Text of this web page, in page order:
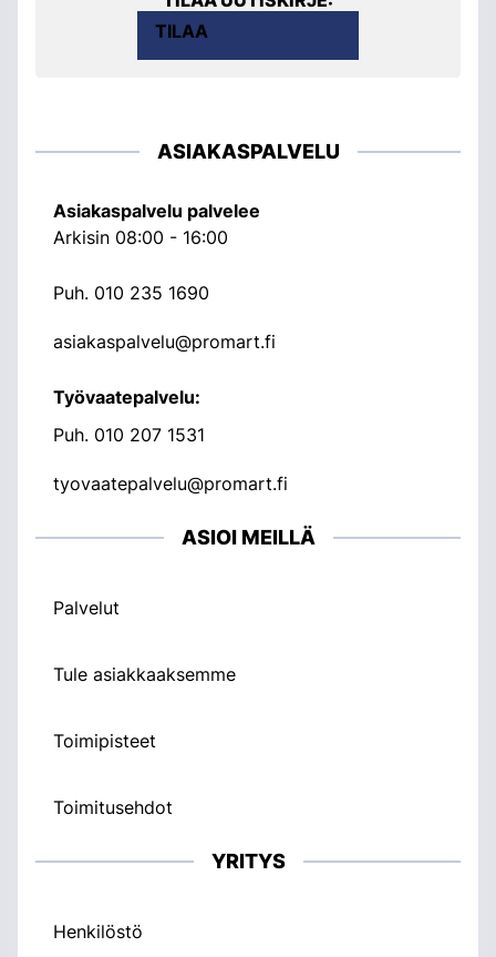
TILAA
ASIAKASPALVELU
Asiakaspalvelu palvelee
Arkisin 08:00 - 16:00
Puh. 010 235 1690
asiakaspalvelu@promart.fi
Työvaatepalvelu:
Puh. 010 207 1531
tyovaatepalvelu@promart.fi
ASIOI MEILLÄ
Palvelut
Tule asiakkaaksemme
Toimipisteet
Toimitusehdot
YRITYS
Henkilöstö